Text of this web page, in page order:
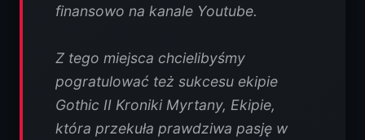
finansowo na kanale Youtube.
Z tego miejsca chcielibyśmy
pogratulować też sukcesu ekipie
Gothic II Kroniki Myrtany, Ekipie,
która przekuła prawdziwa pasję w